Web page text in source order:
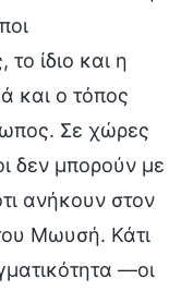
ίδιο και η
και ο τόπος
Σε χώρες
δεν μπορούν με
ανήκουν στον
Μωυσή. Κάτι
—οι